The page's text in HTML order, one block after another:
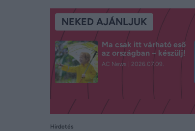
NEKED AJÁNLJUK
Ma csak itt várható eső
az országban – készülj!
AC News 2026.07.09.
Hirdetés